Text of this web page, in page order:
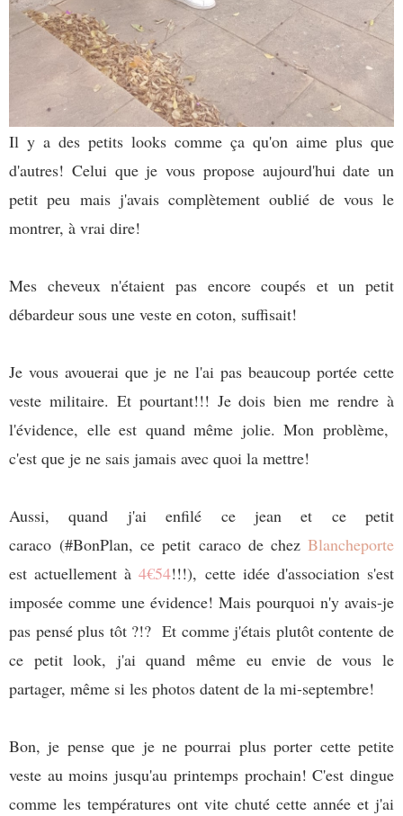
Il y a des petits looks comme ça qu'on aime plus que
d'autres! Celui que je vous propose aujourd'hui date un
petit peu mais j'avais complètement oublié de vous le
montrer, à vrai dire!
Mes cheveux n'étaient pas encore coupés et un petit
débardeur sous une veste en coton, suffisait!
Je vous avouerai que je ne l'ai pas beaucoup portée cette
veste militaire. Et pourtant!!! Je dois bien me rendre à
l'évidence, elle est quand même jolie. Mon problème,
c'est que je ne sais jamais avec quoi la mettre!
Aussi, quand j'ai enfilé ce jean et ce petit
caraco (#BonPlan, ce petit caraco de chezBlancheporte
est actuellement à4€54!!!), cette idée d'association s'est
imposée comme une évidence! Mais pourquoi n'y avais-je
pas pensé plus tôt ?!? Et comme j'étais plutôt contente de
ce petit look, j'ai quand même eu envie de vous le
partager, même si les photos datent de la mi-septembre!
Bon, je pense que je ne pourrai plus porter cette petite
veste au moins jusqu'au printemps prochain! C'est dingue
comme les températures ont vite chuté cette année et j'ai